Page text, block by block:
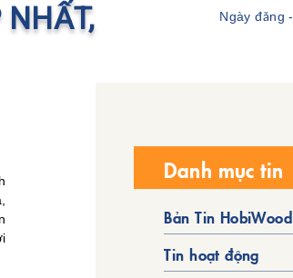
Ngày đăng -
Danh mục tin
Bản Tin HobiWood
Tin hoạt động